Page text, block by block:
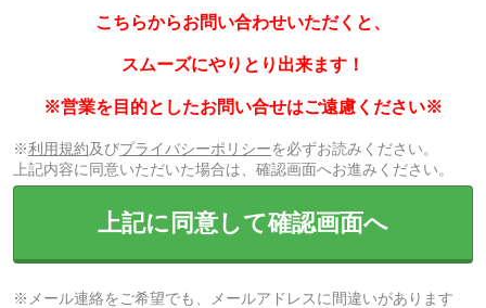
こちらからお問い合わせいただくと、
スムーズにやりとり出来ます！
※営業を目的としたお問い合せはご遠慮ください※
※利用規約及びプライバシーポリシーを必ずお読みください。
上記内容に同意いただいた場合は、確認画面へお進みください。
上記に同意して確認画面へ
※メール連絡をご希望でも、メールアドレスに間違いがあります